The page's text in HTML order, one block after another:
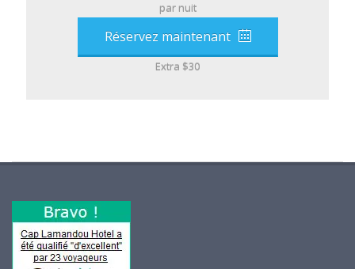
par nuit
Réservez maintenant
Extra $30